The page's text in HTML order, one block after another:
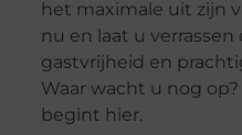
het maximale uit zijn
nu en laat u
gastvrijheid en
Waar wacht u nog
begint hier.